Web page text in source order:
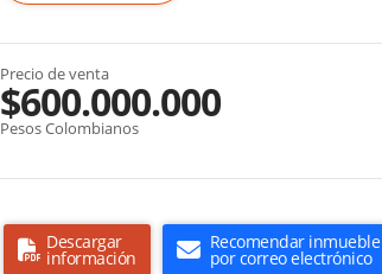
Precio de venta
$600.000.000
Pesos Colombianos
Descargar
información
Recomendar inmueble
por correo electrónico